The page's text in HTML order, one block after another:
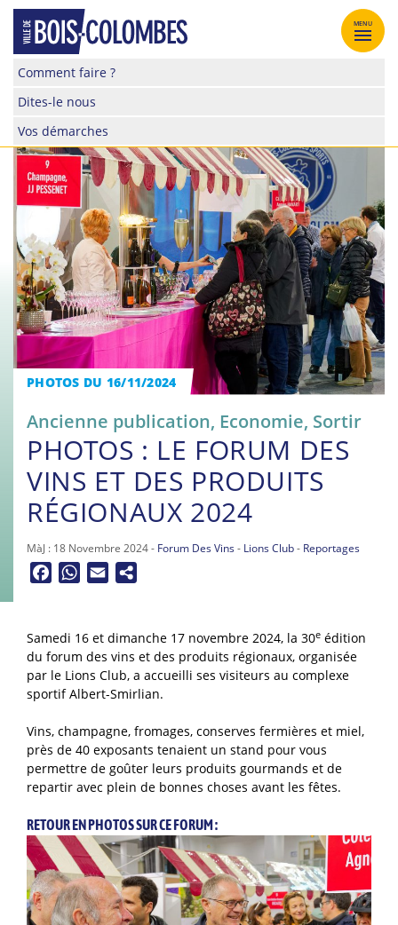
Skip
content
Site
de
la
de
Bois-
Colombes
Comment faire ?
Dites-le nous
Vos démarches
MENU
PHOTOS DU 16/11/2024
Ancienne publication, Economie, Sortir
PHOTOS : LE FORUM DES
VINS ET DES PRODUITS
RÉGIONAUX 2024
MàJ : 18 Novembre 2024 - Forum Des Vins- Lions Club- Reportages
FacebookWhatsApp
Email
Samedi 16 et dimanche 17 novembre 2024, la 30e édition
du forum des vins et des produits régionaux, organisée
par le Lions Club, a accueilli ses visiteurs au complexe
sportif Albert-Smirlian.
Vins, champagne, fromages, conserves fermières et miel,
près de 40 exposants tenaient un stand pour vous
permettre de goûter leurs produits gourmands et de
repartir avec plein de bonnes choses avant les fêtes.
RETOUR EN PHOTOS SUR CE FORUM :